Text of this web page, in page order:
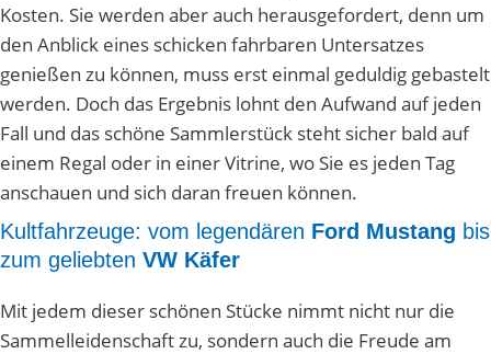
Kosten. Sie werden aber auch herausgefordert, denn um
den Anblick eines schicken fahrbaren Untersatzes
genießen zu können, muss erst einmal geduldig gebastelt
werden. Doch das Ergebnis lohnt den Aufwand auf jeden
Fall und das schöne Sammlerstück steht sicher bald auf
einem Regal oder in einer Vitrine, wo Sie es jeden Tag
anschauen und sich daran freuen können.
Kultfahrzeuge: vom legendären Ford Mustang bis
zum geliebten VW Käfer
Mit jedem dieser schönen Stücke nimmt nicht nur die
Sammelleidenschaft zu, sondern auch die Freude am